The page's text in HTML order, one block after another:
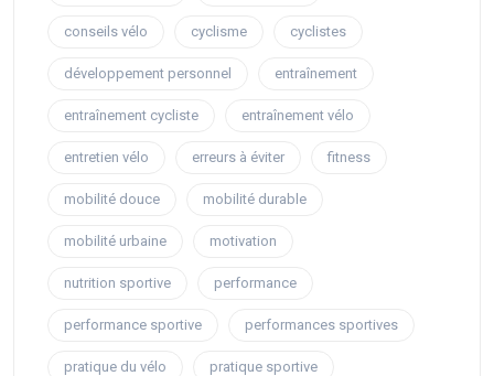
conseils vélo cyclisme cyclistes
développement personnel entraînement
entraînement cycliste entraînement vélo
entretien vélo erreurs à éviter fitness
mobilité douce mobilité durable
mobilité urbaine motivation
nutrition sportive performance
performance sportive performances sportives
pratique du vélo pratique sportive